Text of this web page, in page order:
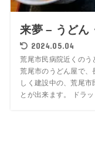
来夢 – うどん
2024.05.04
荒尾市民病院近くの
荒尾市のうどん屋で、
しく建設中の、荒尾市
とが出来ます。 ドラッ